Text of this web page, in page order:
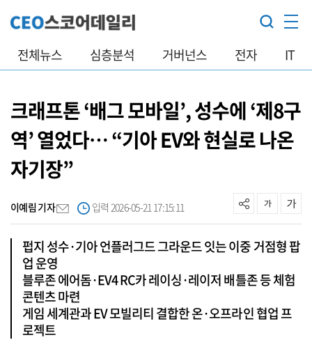
전체뉴스 심층분석 거버넌스 전자 IT
크래프톤 ‘배그 모바일’, 성수에 ‘제8구
역’ 열었다… “기아 EV와 현실로 나온
자기장”
이예림 기자 입력 2026-05-21 17:15:11
펍지 성수·기아 언플러그드 그라운드 잇는 이중 거점형 팝
업 운영
블루존 에어돔·EV4 RC카 레이싱·레이저 배틀존 등 체험
콘텐츠 마련
게임 세계관과 EV 모빌리티 결합한 온·오프라인 협업 프
로젝트